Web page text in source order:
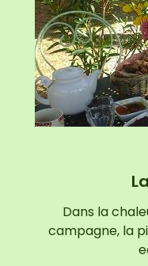
Dans la
campagne, la